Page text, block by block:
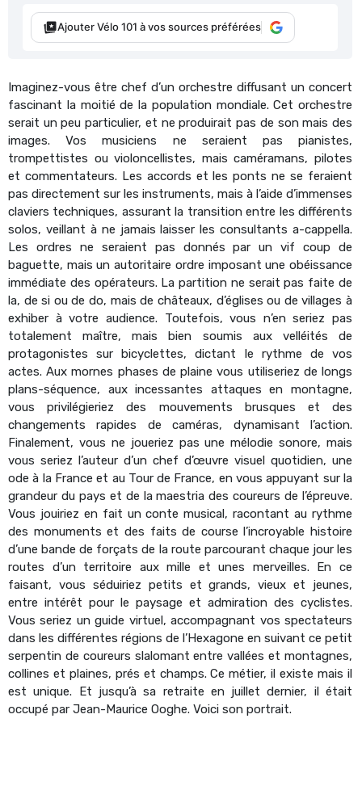
Ajouter Vélo 101 à vos sources préférées
Imaginez-vous être chef d’un orchestre diffusant un concert
fascinant la moitié de la population mondiale. Cet orchestre
serait un peu particulier, et ne produirait pas de son mais des
images. Vos musiciens ne seraient pas pianistes,
trompettistes ou violoncellistes, mais caméramans, pilotes
et commentateurs. Les accords et les ponts ne se feraient
pas directement sur les instruments, mais à l’aide d’immenses
claviers techniques, assurant la transition entre les différents
solos, veillant à ne jamais laisser les consultants a-cappella.
Les ordres ne seraient pas donnés par un vif coup de
baguette, mais un autoritaire ordre imposant une obéissance
immédiate des opérateurs. La partition ne serait pas faite de
la, de si ou de do, mais de châteaux, d’églises ou de villages à
exhiber à votre audience. Toutefois, vous n’en seriez pas
totalement maître, mais bien soumis aux velléités de
protagonistes sur bicyclettes, dictant le rythme de vos
actes. Aux mornes phases de plaine vous utiliseriez de longs
plans-séquence, aux incessantes attaques en montagne,
vous privilégieriez des mouvements brusques et des
changements rapides de caméras, dynamisant l’action.
Finalement, vous ne joueriez pas une mélodie sonore, mais
vous seriez l’auteur d’un chef d’œuvre visuel quotidien, une
ode à la France et au Tour de France, en vous appuyant sur la
grandeur du pays et de la maestria des coureurs de l’épreuve.
Vous jouiriez en fait un conte musical, racontant au rythme
des monuments et des faits de course l’incroyable histoire
d’une bande de forçats de la route parcourant chaque jour les
routes d’un territoire aux mille et unes merveilles. En ce
faisant, vous séduiriez petits et grands, vieux et jeunes,
entre intérêt pour le paysage et admiration des cyclistes.
Vous seriez un guide virtuel, accompagnant vos spectateurs
dans les différentes régions de l’Hexagone en suivant ce petit
serpentin de coureurs slalomant entre vallées et montagnes,
collines et plaines, prés et champs. Ce métier, il existe mais il
est unique. Et jusqu’à sa retraite en juillet dernier, il était
occupé par Jean-Maurice Ooghe. Voici son portrait.